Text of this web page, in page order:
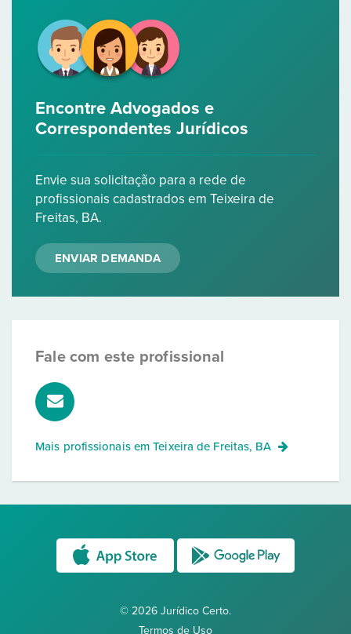
Encontre Advogados e
Correspondentes Jurídicos
Envie sua solicitação para a rede de
profissionais cadastrados em Teixeira de
Freitas, BA.
ENVIAR DEMANDA
Fale com este profissional
Mais profissionais emTeixeira de Freitas, BA
© 2026 Jurídico Certo.
Termos de Uso